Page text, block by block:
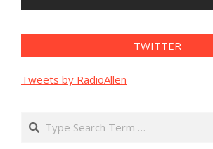
TWITTER
Tweets by RadioAllen
Search